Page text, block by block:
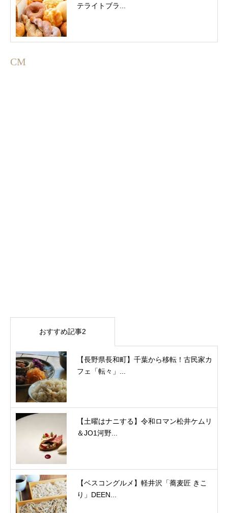
テライトブラ...
CM
おすすめ記事2
【長野県長和町】千葉から移転！古民家カ
フェ「転々」...
【土曜はナニする】令和ロマン松井ケムリ
＆JO1河野...
【ベスコングルメ】軽井沢「蕎麦匠 きこ
り」DEEN...